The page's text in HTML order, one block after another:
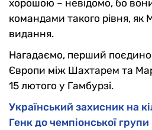
хорошою – невідомо, бо
командами такого рівня,
видання.
Нагадаємо, перший
Європи між Шахтарем та
15 лютого у Гамбурзі.
Український захисник на
Генк до чемпіонської групи